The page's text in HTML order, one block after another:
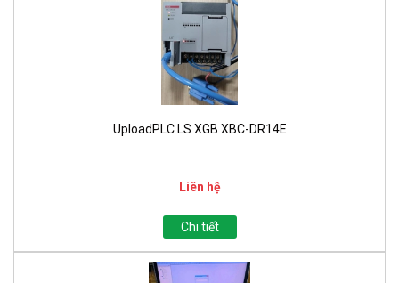
UploadPLC LS XGB XBC-DR14E
Liên hệ
Chi tiết